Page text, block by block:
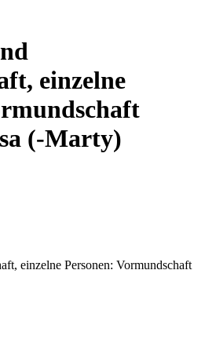
einzelne
(-Marty)
einzelne Personen: Vormundschaft